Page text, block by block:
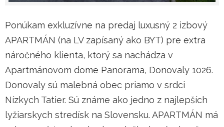
Ponúkam exkluzívne na predaj luxusný 2 izbový
APARTMÁN (na LV zapísaný ako BYT) pre extra
náročného klienta, ktorý sa nachádza v
Apartmánovom dome Panorama, Donovaly 1026.
Donovaly sú malebná obec priamo v srdci
Nízkych Tatier. Sú známe ako jedno z najlepších
lyžiarskych stredísk na Slovensku. APARTMÁN má